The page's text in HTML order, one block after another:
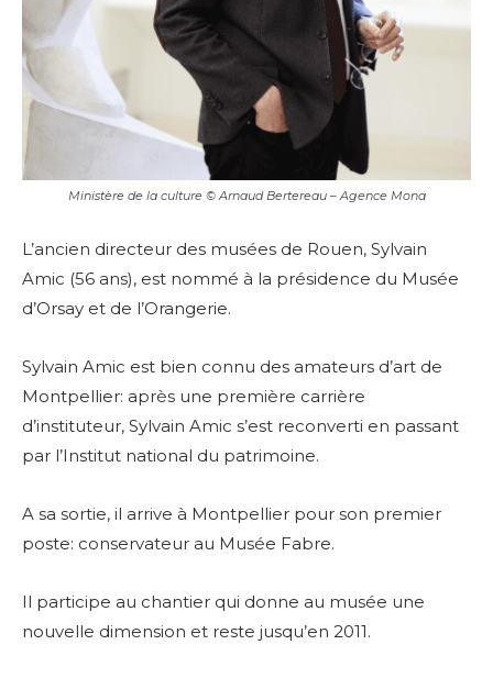
Ministère de la culture © Arnaud Bertereau – Agence Mona
L’ancien directeur des musées de Rouen, Sylvain
Amic (56 ans), est nommé à la présidence du Musée
d’Orsay et de l’Orangerie.
Sylvain Amic est bien connu des amateurs d’art de
Montpellier: après une première carrière
d’instituteur, Sylvain Amic s’est reconverti en passant
par l’Institut national du patrimoine.
A sa sortie, il arrive à Montpellier pour son premier
poste: conservateur au Musée Fabre.
Il participe au chantier qui donne au musée une
nouvelle dimension et reste jusqu’en 2011.